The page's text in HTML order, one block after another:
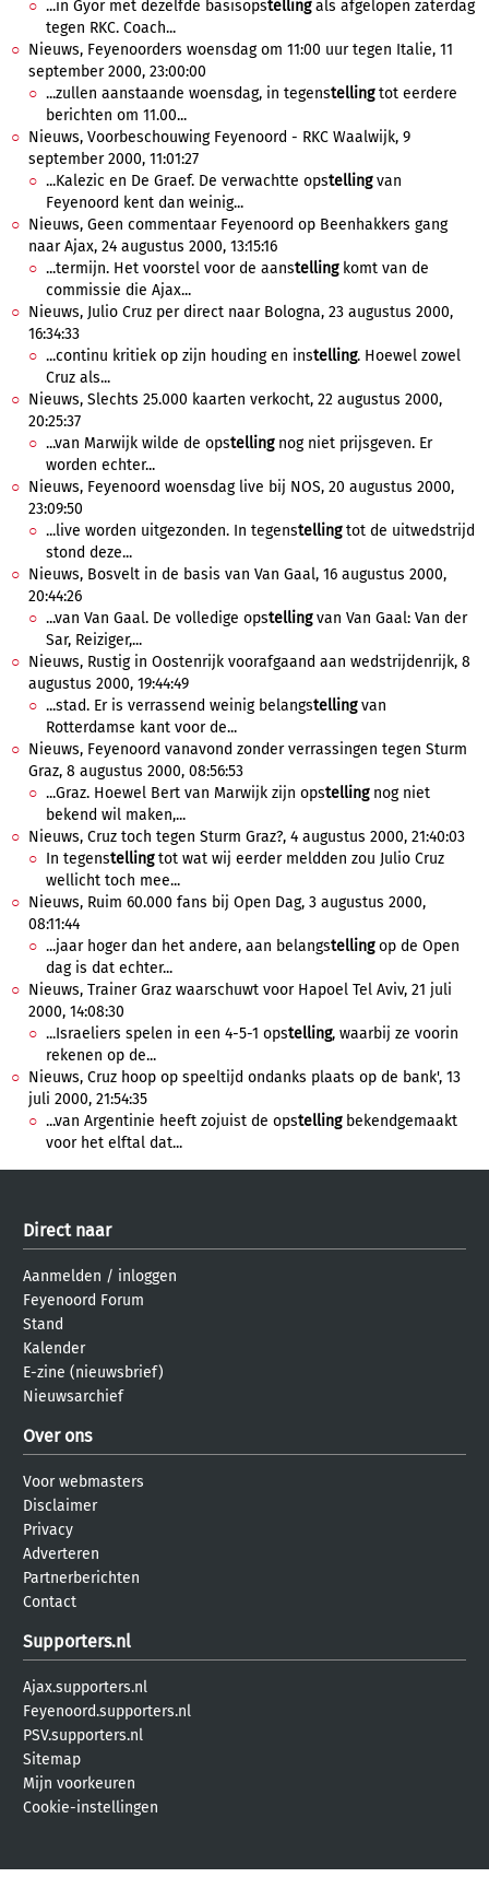
...in Gyor met dezelfde basisopstellingals afgelopen zaterdag
tegen RKC. Coach...
Nieuws, Feyenoorders woensdag om 11:00 uur tegen Italie, 11
september 2000, 23:00:00
...zullen aanstaande woensdag, in tegenstellingtot eerdere
berichten om 11.00...
Nieuws, Voorbeschouwing Feyenoord - RKC Waalwijk, 9
september 2000, 11:01:27
...Kalezic en De Graef. De verwachtte opstellingvan
Feyenoord kent dan weinig...
Nieuws, Geen commentaar Feyenoord op Beenhakkers gang
naar Ajax, 24 augustus 2000, 13:15:16
...termijn. Het voorstel voor de aanstellingkomt van de
commissie die Ajax...
Nieuws, Julio Cruz per direct naar Bologna, 23 augustus 2000,
16:34:33
...continu kritiek op zijn houding en instelling. Hoewel zowel
Cruz als...
Nieuws, Slechts 25.000 kaarten verkocht, 22 augustus 2000,
20:25:37
...van Marwijk wilde de opstellingnog niet prijsgeven. Er
worden echter...
Nieuws, Feyenoord woensdag live bij NOS, 20 augustus 2000,
23:09:50
...live worden uitgezonden. In tegenstellingtot de uitwedstrijd
stond deze...
Nieuws, Bosvelt in de basis van Van Gaal, 16 augustus 2000,
20:44:26
...van Van Gaal. De volledige opstellingvan Van Gaal: Van der
Sar, Reiziger,...
Nieuws, Rustig in Oostenrijk voorafgaand aan wedstrijdenrijk, 8
augustus 2000, 19:44:49
...stad. Er is verrassend weinig belangstellingvan
Rotterdamse kant voor de...
Nieuws, Feyenoord vanavond zonder verrassingen tegen Sturm
Graz, 8 augustus 2000, 08:56:53
...Graz. Hoewel Bert van Marwijk zijn opstellingnog niet
bekend wil maken,...
Nieuws, Cruz toch tegen Sturm Graz?, 4 augustus 2000, 21:40:03
In tegenstellingtot wat wij eerder meldden zou Julio Cruz
wellicht toch mee...
Nieuws, Ruim 60.000 fans bij Open Dag, 3 augustus 2000,
08:11:44
...jaar hoger dan het andere, aan belangstellingop de Open
dag is dat echter...
Nieuws, Trainer Graz waarschuwt voor Hapoel Tel Aviv, 21 juli
2000, 14:08:30
...Israeliers spelen in een 4-5-1 opstelling, waarbij ze voorin
rekenen op de...
Nieuws, Cruz hoop op speeltijd ondanks plaats op de bank', 13
juli 2000, 21:54:35
...van Argentinie heeft zojuist de opstellingbekendgemaakt
voor het elftal dat...
Direct naar
Aanmelden / inloggen
Feyenoord Forum
Stand
Kalender
E-zine (nieuwsbrief)
Nieuwsarchief
Over ons
Voor webmasters
Disclaimer
Privacy
Adverteren
Partnerberichten
Contact
Supporters.nl
Ajax.supporters.nl
Feyenoord.supporters.nl
PSV.supporters.nl
Sitemap
Mijn voorkeuren
Cookie-instellingen